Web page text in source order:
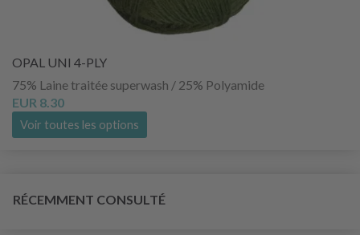
OPAL UNI 4-PLY
75% Laine traitée superwash / 25% Polyamide
EUR 8.30
Voir toutes les options
RÉCEMMENT CONSULTÉ